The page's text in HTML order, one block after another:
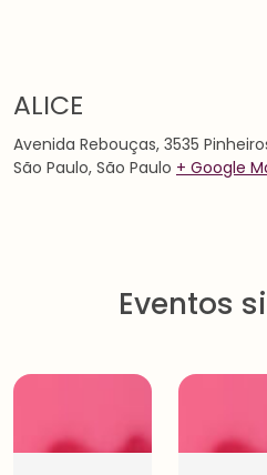
ALICE
Avenida Rebouças, 3535
São Paulo, São Paulo + Google
Eventos